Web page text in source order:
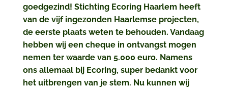
goedgezind! Stichting Ecoring Haarlem heeft
van de vijf ingezonden Haarlemse projecten,
de eerste plaats weten te behouden. Vandaag
hebben wij een cheque in ontvangst mogen
nemen ter waarde van 5.000 euro. Namens
ons allemaal bij Ecoring, super bedankt voor
het uitbrengen van je stem. Nu kunnen wij